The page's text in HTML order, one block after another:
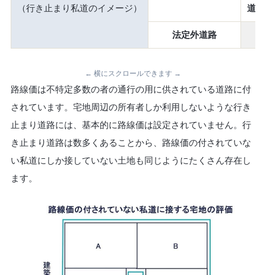
（行き止まり私道のイメージ）
道
法定外道路
← 横にスクロールできます →
路線価は不特定多数の者の通行の用に供されている道路に付
されています。宅地周辺の所有者しか利用しないような行き
止まり道路には、基本的に路線価は設定されていません。行
き止まり道路は数多くあることから、路線価の付されていな
い私道にしか接していない土地も同じようにたくさん存在し
ます。